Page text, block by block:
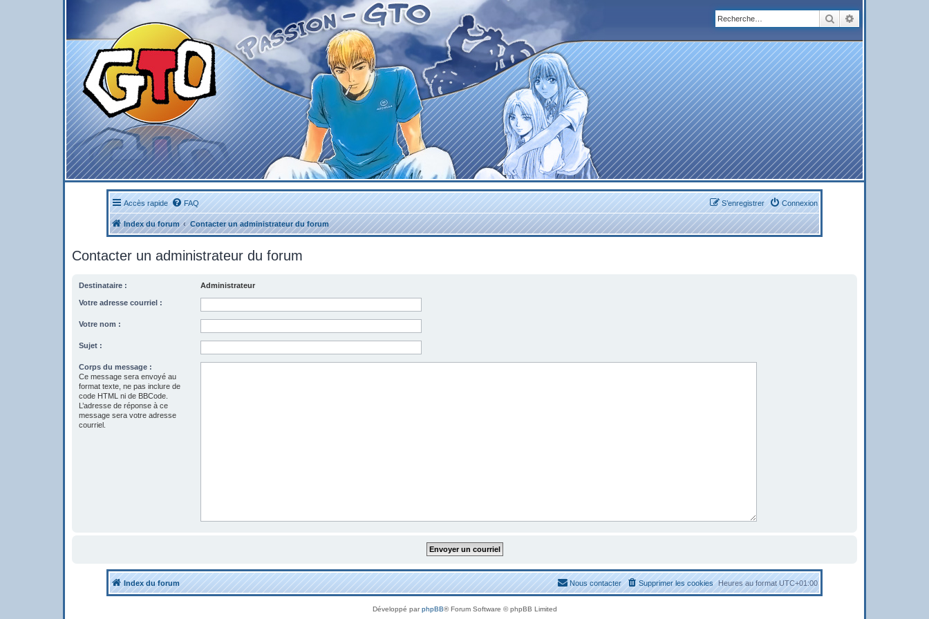
Rechercher
Accès rapide FAQ Connexion
S’enregistrer
Index du forum Contacter un administrateur du forum
Contacter un administrateur du forum
Destinataire : Administrateur
Votre adresse courriel :
Votre nom :
Sujet :
Corps du message :
Ce message sera envoyé au
format texte, ne pas inclure de
code HTML ni de BBCode.
L’adresse de réponse à ce
message sera votre adresse
courriel.
Index du forum Heures au formatUTC+01:00
Supprimer les cookies
Nous contacter
Développé parphpBB® Forum Software © phpBB Limited